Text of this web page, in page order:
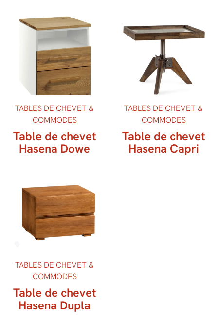
TABLES DE CHEVET &
COMMODES
Table de chevet
Hasena Dowe
TABLES DE CHEVET &
COMMODES
Table de chevet
Hasena Capri
TABLES DE CHEVET &
COMMODES
Table de chevet
Hasena Dupla